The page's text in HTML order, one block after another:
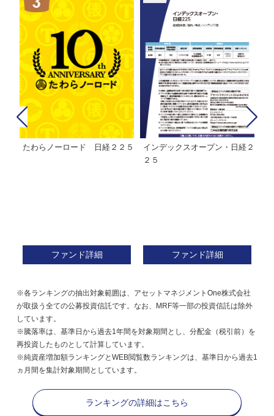
たわらノーロード 日経２２５
ファンド詳細
インデックスオープン・日経２
２５
ファンド詳細
※各ランキングの抽出対象範囲は、アセットマネジメントOne株式会社
が取扱う全ての公募投資信託です。なお、MRF等一部の投資信託は除外
しています。
※騰落率は、基準日から過去1年間を対象期間とし、分配金（税引前）を
再投資したものとして計算しています。
※純資産増加額ランキングとWEB閲覧数ランキングは、基準日から過去1
ヵ月間を集計対象期間としています。
ランキングの詳細はこちら